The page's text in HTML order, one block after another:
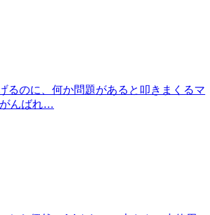
るのに、何か問題があると叩きまくるマ
んばれ…